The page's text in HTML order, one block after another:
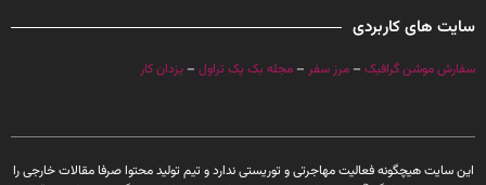
سایت های کاربردی
سفارش موشن گرافیک – مرز سفر – مجله بک پک تراول – یزدان کار
این سایت هیچگونه فعالیت مهاجرتی و توریستی ندارد و تیم تولید محتوا صرفا مقالات خارجی را